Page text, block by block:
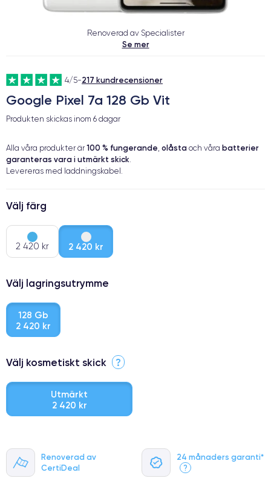
Renoverad av Specialister
Se mer
4/5-217 kundrecensioner
Google Pixel 7a 128 Gb Vit
Produkten skickas inom 6 dagar
Alla våra produkter är 100 % fungerande olåsta och våra batterier
garanteras vara i utmärkt skick
Levereras med laddningskabel.
Renoverad av
CertiDeal
24 månaders garanti*
?
Välj färg
2 420 kr 2 420 kr
Välj lagringsutrymme
128 Gb
2 420 kr
Välj kosmetiskt skick ?
Utmärkt
2 420 kr
●
● Oklanderlig kvalitetsskärm